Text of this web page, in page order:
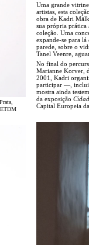
ETDM
Uma grande
artistas, esta
obra de Kadri
sua própria prática
coleção. Uma
expande-se para
parede, sobre o
Tanel Veenre,
No final do
Marianne Korver,
2001, Kadri
participar —,
mostra ainda
da exposição
Capital Europeia